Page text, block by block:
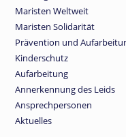
Maristen Weltweit
Maristen Solidarität
Prävention und
Kinderschutz
Aufarbeitung
Annerkennung des Leids
Ansprechpersonen
Aktuelles